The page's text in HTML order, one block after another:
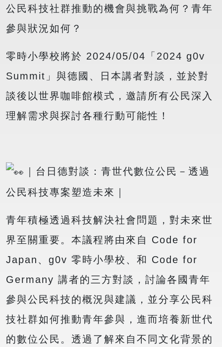
公民科技社群推動的機會與挑戰為何？青年
參與狀況如何？
零時小學校將於 2024/05/04「2024 g0v
Summit」與德國、日本講者對談，並於對
談後以世界咖啡館模式，邀請所有公民深入
理解需求與探討各種行動可能性！
｜台日德對談：青世代數位公民－透過
公民科技專案塑造未來｜
青年積極透過科技解決社會問題，對未來世
界至關重要。本議程將由來自 Code for
Japan、g0v 零時小學校、和 Code for
Germany 講者的三方對談，討論各國青年
參與公民科技的概況與建議，並分享公民科
技社群如何推動青年參與，進而培養新世代
的數位公民。透過了解來自不同文化背景的